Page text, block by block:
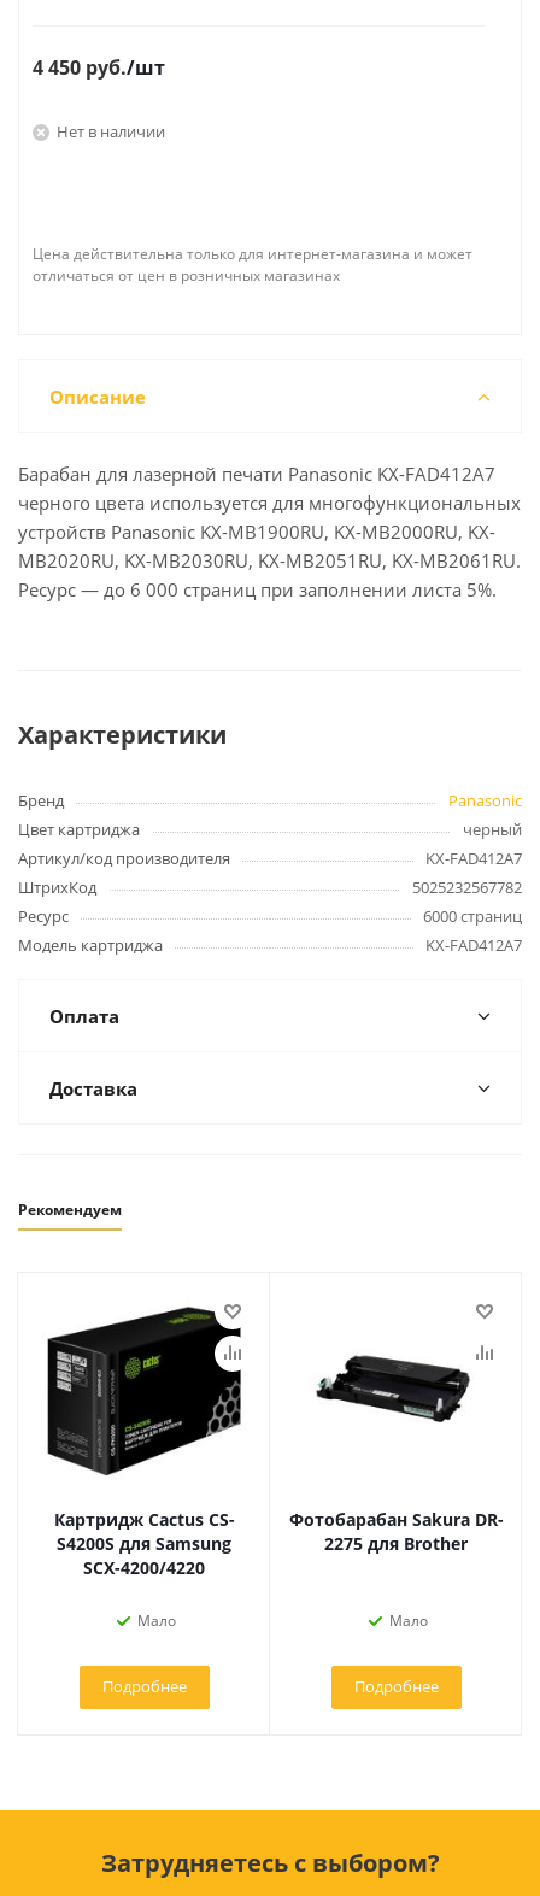
4 450 руб./шт
Нет в наличии
Цена действительна только для интернет-магазина и может
отличаться от цен в розничных магазинах
Описание
Барабан для лазерной печати Рanasonic KХ-FAD412А7
черного цвета используется для многофункциональных
устройств Рanasonic KX-MB1900RU, KX-MB2000RU, KX-
MB2020RU, KX-MB2030RU, KX-MB2051RU, KX-MB2061RU.
Ресурс — до 6 000 страниц при заполнении листа 5%.
Характеристики
Бренд
Panasonic
Цвет картриджа
черный
Артикул/код производителя
KX-FAD412A7
ШтрихКод
5025232567782
Ресурс
6000 страниц
Модель картриджа
KX-FAD412A7
Оплата
Доставка
Рекомендуем
Картридж Cactus CS-
S4200S для Samsung
SCX-4200/4220
Мало
Подробнее
Фотобарабан Sakura DR-
2275 для Brother
Мало
Подробнее
Затрудняетесь с выбором?